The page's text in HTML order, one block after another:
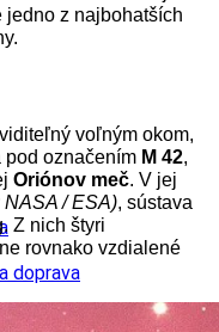
doprava
jedno z najbohatších
voľným okom,
pod označením M 42,
Oriónov meč. V jej
NASA / ESA), sústava
Z nich štyri
rovnako vzdialené